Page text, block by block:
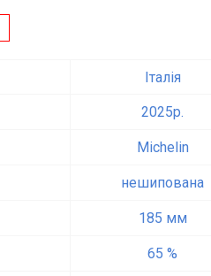
Італія
2025p.
Michelin
нешипована
185 мм
65 %